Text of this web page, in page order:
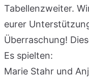
Tabellenzweiter.
eurer
Überraschung!
Es spielten:
Marie Stahr und